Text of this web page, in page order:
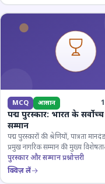
MCQ आसान
पद्म पुरस्कार: भारत के
सम्मान
पद्म पुरस्कारों की श्रेणियों, पात्रता
प्रमुख नागरिक सम्मान की मुख्य
परखें।
पुरस्कार और सम्मान प्रश्नोत्तरी
क्विज़ लें